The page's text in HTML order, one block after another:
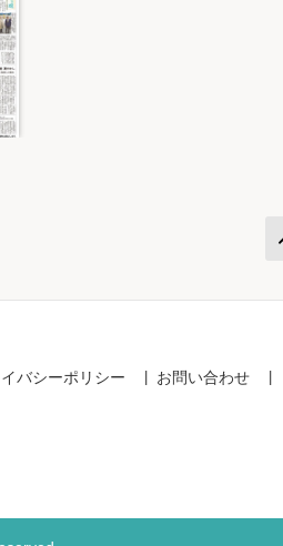
バシーポリシー お問い合わせ